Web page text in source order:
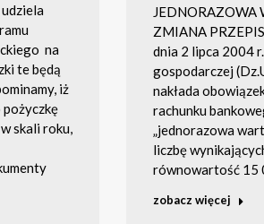
na
te będą
iż
skali roku,
JEDNORAZOWA
ZMIANA
dnia 2 lipca 2004
gospodarczej
nakłada
rachunku
„jednorazowa
liczbę
równowartość 15
zobacz więcej